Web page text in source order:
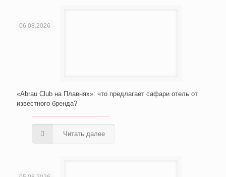
06.08.2026
«Abrau Club на Плавнях»: что предлагает сафари отель от
известного бренда?
Читать далее